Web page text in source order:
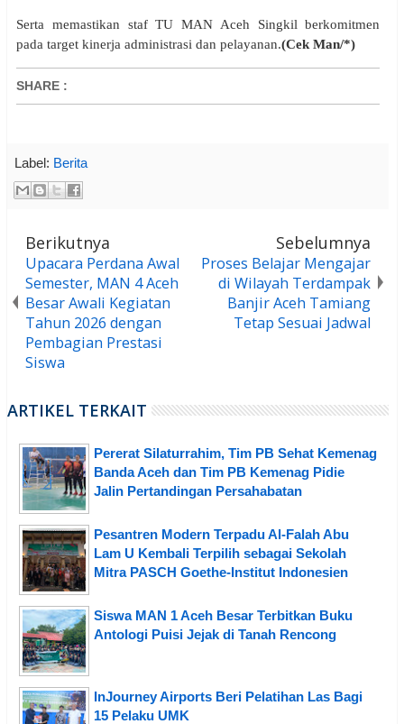
Serta memastikan staf TU MAN Aceh Singkil berkomitmen
pada target kinerja administrasi dan pelayanan.(Cek Man/*)
SHARE :
Label: Berita
Berikutnya
Upacara Perdana Awal
Semester, MAN 4 Aceh
Besar Awali Kegiatan
Tahun 2026 dengan
Pembagian Prestasi
Siswa
Sebelumnya
Proses Belajar Mengajar
di Wilayah Terdampak
Banjir Aceh Tamiang
Tetap Sesuai Jadwal
ARTIKEL TERKAIT
Pererat Silaturrahim, Tim PB Sehat Kemenag
Banda Aceh dan Tim PB Kemenag Pidie
Jalin Pertandingan Persahabatan
Pesantren Modern Terpadu Al-Falah Abu
Lam U Kembali Terpilih sebagai Sekolah
Mitra PASCH Goethe-Institut Indonesien
Siswa MAN 1 Aceh Besar Terbitkan Buku
Antologi Puisi Jejak di Tanah Rencong
InJourney Airports Beri Pelatihan Las Bagi
15 Pelaku UMK